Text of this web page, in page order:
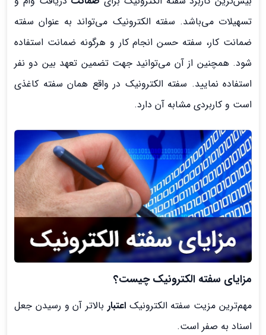
تسهیلات می‌باشد. سفته الکترونیک می‌تواند به عنوان سفته
ضمانت کار، سفته حسن انجام کار و هرگونه ضمانت استفاده
شود. همچنین از آن می‌توانید جهت تضمین تعهد بین دو نفر
استفاده نمایید. سفته الکترونیک در واقع همان سفته کاغذی
است و کاربردی مشابه آن دارد.
مزایای سفته الکترونیک چیست؟
مهم‌ترین مزیت سفته الکترونیکاعتبار بالاتر آن و رسیدن جعل
اسناد به صفر است.